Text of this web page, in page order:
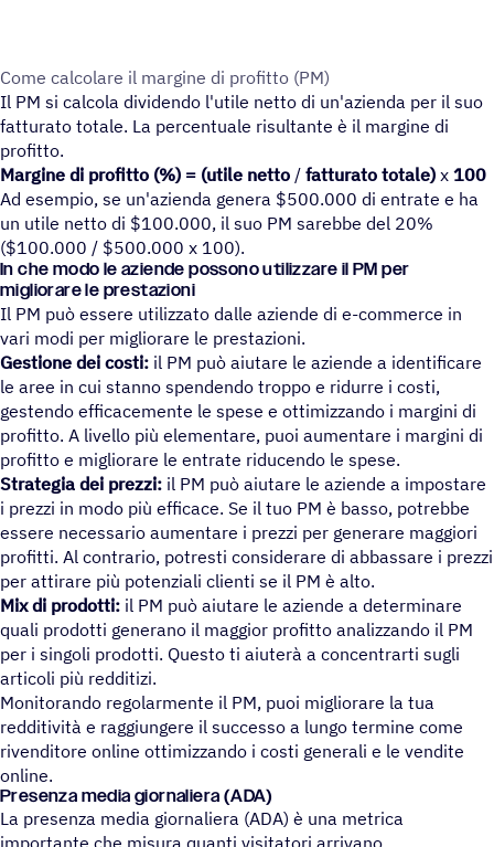
Come calco­lare il margine di profitto (PM)
Il PM si calcola dividendo l'utile netto di un'azienda per il suo
fatturato totale. La percentuale risultante è il margine di
profitto.
Margine di profitto (%) = (utile netto / fatturato totale) x 100
Ad esempio, se un'azienda genera $500.000 di entrate e ha
un utile netto di $100.000, il suo PM sarebbe del 20%
($100.000 / $500.000 x 100).
In che modo le aziende possono utilizzare il PM per
migliorare le prestazioni
Il PM può essere utilizzato dalle aziende di e-commerce in
vari modi per migliorare le prestazioni.
Gestione dei costi: il PM può aiutare le aziende a identificare
le aree in cui stanno spendendo troppo e ridurre i costi,
gestendo efficacemente le spese e ottimizzando i margini di
profitto. A livello più elementare, puoi aumentare i margini di
profitto e migliorare le entrate riducendo le spese.
Strategia dei prezzi: il PM può aiutare le aziende a impostare
i prezzi in modo più efficace. Se il tuo PM è basso, potrebbe
essere necessario aumentare i prezzi per generare maggiori
profitti. Al contrario, potresti considerare di abbassare i prezzi
per attirare più potenziali clienti se il PM è alto.
Mix di prodotti: il PM può aiutare le aziende a determinare
quali prodotti generano il maggior profitto analizzando il PM
per i singoli prodotti. Questo ti aiuterà a concentrarti sugli
articoli più redditizi.
Monitorando regolarmente il PM, puoi migliorare la tua
redditività e raggiungere il successo a lungo termine come
rivenditore online ottimizzando i costi generali e le vendite
online.
Presenza media gior­na­liera (ADA)
La presenza media giornaliera (ADA) è una metrica
importante che misura quanti visitatori arrivano